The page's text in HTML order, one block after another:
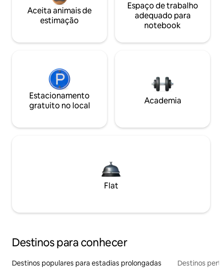
Aceita animais de
estimação
Espaço de trabalho
adequado para
notebook
Estacionamento
gratuito no local
Academia
Flat
Destinos para conhecer
Destinos populares para estadias prolongadas Destinos